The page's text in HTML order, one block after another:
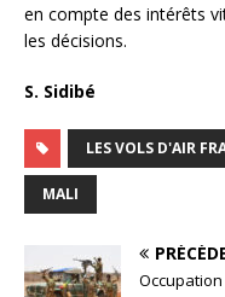
en compte des intérêts
les décisions.
S. Sidibé
LES VOLS D'AIR
MALI